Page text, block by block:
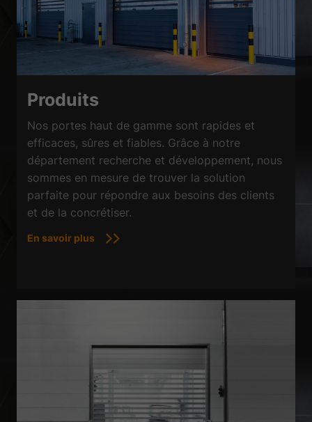
Produits
Nos portes haut de gamme sont rapides et
efficaces, sûres et fiables. Grâce à notre
département recherche et développement, nous
sommes en mesure de trouver la solution
parfaite pour répondre aux besoins des clients
et de la concrétiser.
En savoir plus